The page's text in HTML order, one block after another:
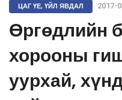
ЦАГ ҮЕ, ҮЙЛ ЯВДАЛ 2017-
Өргөдлийн
хорооны
уурхай,